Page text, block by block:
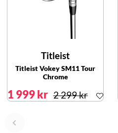
Titleist
Titleist Vokey SM11 Tour
Chrome
1 999 kr 2 299 kr